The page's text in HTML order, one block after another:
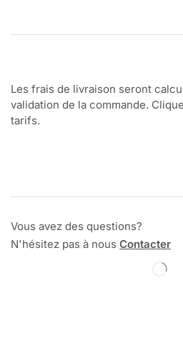
Les frais de livraison seront
validation de la commande.
tarifs.
Vous avez des questions?
N'hésitez pas à nous Contacter